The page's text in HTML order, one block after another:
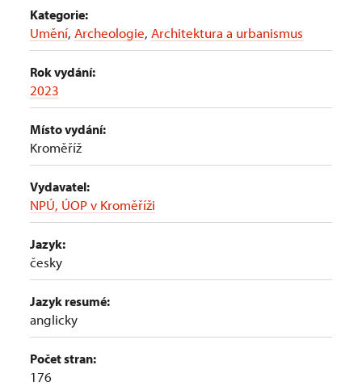
Kategorie:
Umění, Archeologie, Architektura a urbanismus
Rok vydání:
2023
Místo vydání:
Kroměříž
Vydavatel:
NPÚ, ÚOP v Kroměříži
Jazyk:
česky
Jazyk resumé:
anglicky
Počet stran:
176